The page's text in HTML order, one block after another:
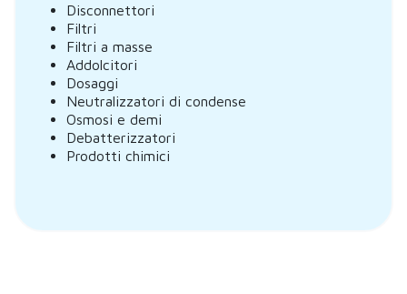
Disconnettori
Filtri
Filtri a masse
Addolcitori
Dosaggi
Neutralizzatori di condense
Osmosi e demi
Debatterizzatori
Prodotti chimici